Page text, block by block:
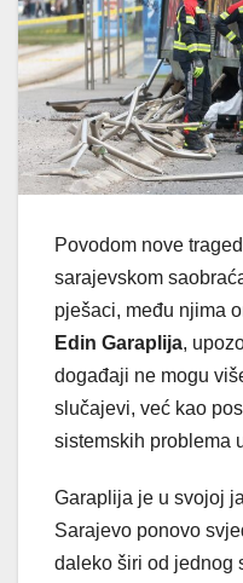
Povodom nove
sarajevskom
pješaci, među njima
Edin Garaplija,
događaji ne mogu
slučajevi, već kao
sistemskih problema
Garaplija je u svojoj
Sarajevo ponovo
daleko širi od jednog